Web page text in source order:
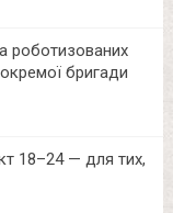
роботизованих
бригади
18–24 — для тих,